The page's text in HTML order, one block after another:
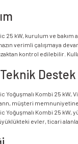
25 kW, kurulum ve bakım
verimli çalışmaya
kontrol edilebilir.
Destek
Yoğuşmalı Kombi 25
müşteri
Yoğuşmalı Kombi 25 kW,
evler, ticari